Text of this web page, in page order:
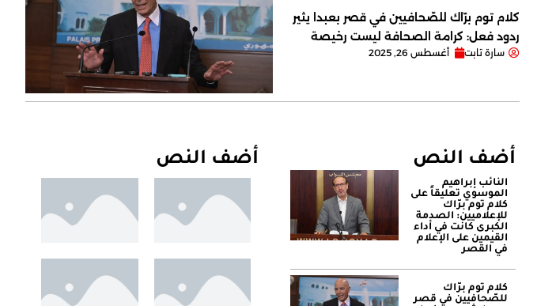
كلام توم برّاك للصّحافيين في قصر بعبدا يثير
ردود فعل: كرامة الصحافة ليست رخيصة
سارة تابت أغسطس 26, 2025
أضف النص
النائب إبراهيم
الموسوي تعليقاً على
كلام توم برّاك
للإعلاميين: الصدمة
الكبرى كانت في أداء
القيمين على ‏الإعلام
في القصر
كلام توم برّاك
للصّحافيين في قصر
أضف النص